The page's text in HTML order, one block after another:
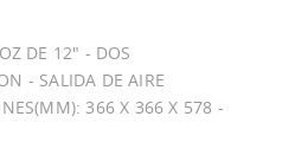
DE 12" - DOS
- SALIDA DE AIRE
366 X 366 X 578 -